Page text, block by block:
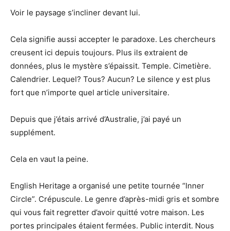
Voir le paysage s’incliner devant lui.
Cela signifie aussi accepter le paradoxe. Les chercheurs
creusent ici depuis toujours. Plus ils extraient de
données, plus le mystère s’épaissit. Temple. Cimetière.
Calendrier. Lequel? Tous? Aucun? Le silence y est plus
fort que n’importe quel article universitaire.
Depuis que j’étais arrivé d’Australie, j’ai payé un
supplément.
Cela en vaut la peine.
English Heritage a organisé une petite tournée “Inner
Circle”. Crépuscule. Le genre d’après-midi gris et sombre
qui vous fait regretter d’avoir quitté votre maison. Les
portes principales étaient fermées. Public interdit. Nous